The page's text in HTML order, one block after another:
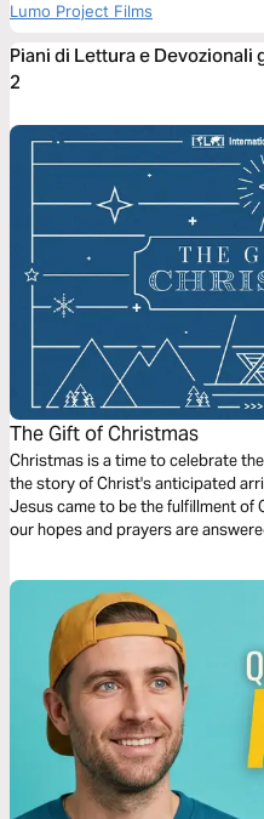
Lumo Project Films
Piani di Lettura e
2
The Gift of Christmas
Christmas is a time to celebrate
the story of Christ's anticipated
Jesus came to be the fulfillment of
our hopes and prayers are